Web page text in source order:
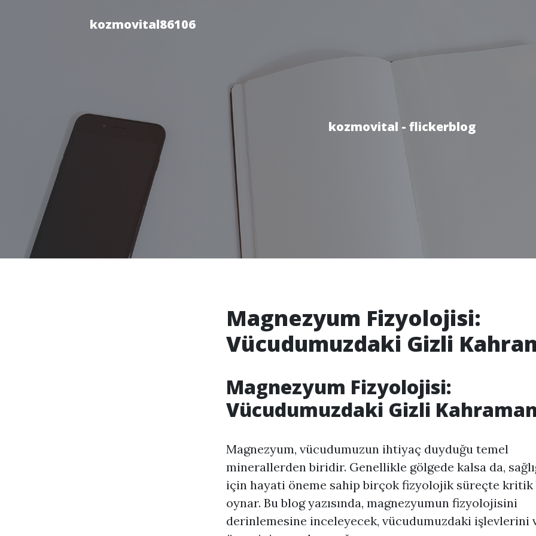
kozmovital86106
kozmovital - flickerblog
Magnezyum Fizyolojisi:
Vücudumuzdaki Gizli
Magnezyum Fizyolojisi:
Vücudumuzdaki Gizli
Magnezyum, vücudumuzun ihtiyaç duyduğu temel
minerallerden biridir. Genellikle gölgede kalsa da,
için hayati öneme sahip birçok fizyolojik süreçte
oynar. Bu blog yazısında, magnezyumun fizyolojisini
derinlemesine inceleyecek, vücudumuzdaki işlevlerini